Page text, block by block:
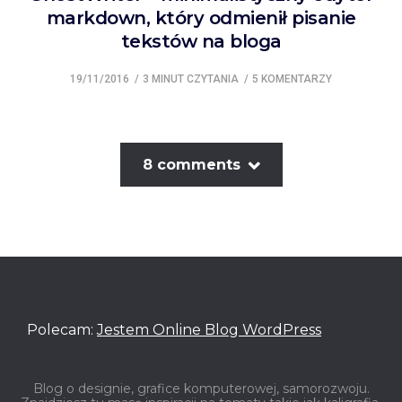
markdown, który odmienił pisanie
tekstów na bloga
19/11/2016 3 MINUT CZYTANIA 5 KOMENTARZY
8 comments
Polecam:Jestem Online Blog WordPress
Blog o designie, grafice komputerowej, samorozwoju.